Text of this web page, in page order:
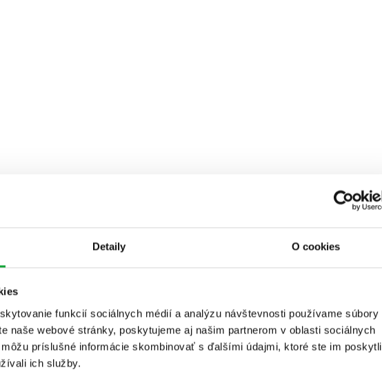
Detaily O cookies
funkcií sociálnych médií a analýzu návštevnosti používame súbory
naše webové stránky, poskytujeme aj našim partnerom v oblasti sociálnych
príslušné informácie skombinovať s ďalšími údajmi, ktoré ste im poskytli
ich služby.